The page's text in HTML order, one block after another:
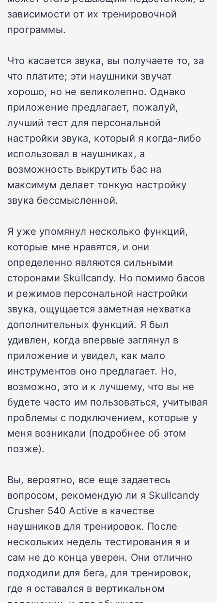
зависимости от их тренировочной
программы.
Что касается звука, вы получаете то, за
что платите; эти наушники звучат
хорошо, но не великолепно. Однако
приложение предлагает, пожалуй,
лучший тест для персональной
настройки звука, который я когда-либо
использовал в наушниках, а
возможность выкрутить бас на
максимум делает тонкую настройку
звука бессмысленной.
Я уже упомянул несколько функций,
которые мне нравятся, и они
определенно являются сильными
сторонами Skullcandy. Но помимо басов
и режимов персональной настройки
звука, ощущается заметная нехватка
дополнительных функций. Я был
удивлен, когда впервые заглянул в
приложение и увидел, как мало
инструментов оно предлагает. Но,
возможно, это и к лучшему, что вы не
будете часто им пользоваться, учитывая
проблемы с подключением, которые у
меня возникали (подробнее об этом
позже).
Вы, вероятно, все еще задаетесь
вопросом, рекомендую ли я Skullcandy
Crusher 540 Active в качестве
наушников для тренировок. После
нескольких недель тестирования я и
сам не до конца уверен. Они отлично
подходили для бега, для тренировок,
где я оставался в вертикальном